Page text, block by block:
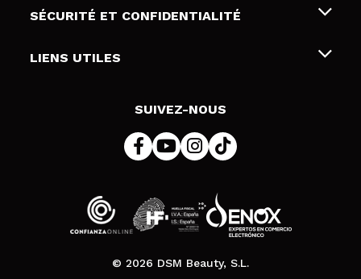
Cartes-cadeaux
Livraison & retour
Modes de paiement
SÉCURITÉ ET CONFIDENTIALITÉ
Conditions et confidentialité
LIENS UTILES
SUIVEZ-NOUS
© 2026 DSM Beauty, S.L.